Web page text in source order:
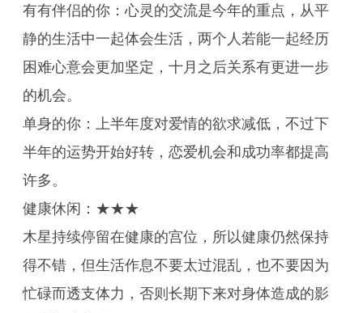
有有伴侣的你：心灵的交流是今年的重点，从平
静的生活中一起体会生活，两个人若能一起经历
困难心意会更加坚定，十月之后关系有更进一步
的机会。
单身的你：上半年度对爱情的欲求减低，不过下
半年的运势开始好转，恋爱机会和成功率都提高
许多。
健康休闲：★★★
木星持续停留在健康的宫位，所以健康仍然保持
得不错，但生活作息不要太过混乱，也不要因为
忙碌而透支体力，否则长期下来对身体造成的影